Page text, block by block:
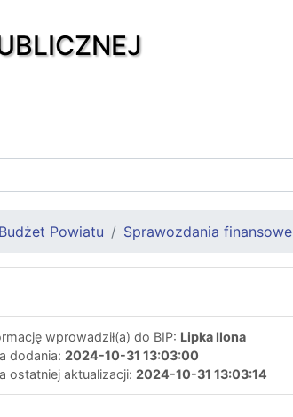
Budżet Powiatu Sprawozdania finansowe
wprowadził(a) do BIP: Lipka Ilona
dodania: 2024-10-31 13:03:00
ostatniej aktualizacji: 2024-10-31 13:03:14